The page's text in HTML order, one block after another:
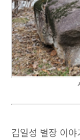
김일성 별장 이